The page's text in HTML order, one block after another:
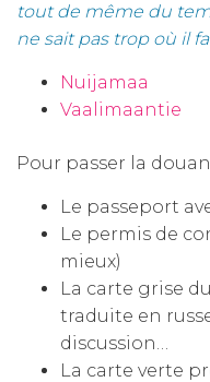
tout de même du
ne sait pas trop où il
Nuijamaa
Vaalimaantie
Pour passer la
Le passeport
Le permis de
mieux)
La carte grise
traduite en
discussion…
La carte verte